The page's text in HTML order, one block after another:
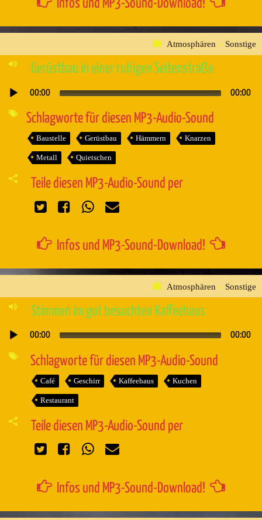
Infos und MP3-Sound-Download!
Atmosphären » Sonstige
Gerüstbau in einer ruhigen Seitenstraße
Audio-
00:00 00:00
Schlagworte für diesen MP3-Audio-Sound
Baustelle Gerüstbau Hämmern Knarzen
Metall Quietschen
Teile diesen MP3-Audio-Sound per
Infos und MP3-Sound-Download!
Atmosphären » Sonstige
Stimmen im gut besuchten Kaffeehaus
Audio-
00:00 00:00
Schlagworte für diesen MP3-Audio-Sound
Café Geschirr Kaffeehaus Kuchen
Restaurant
Teile diesen MP3-Audio-Sound per
Infos und MP3-Sound-Download!